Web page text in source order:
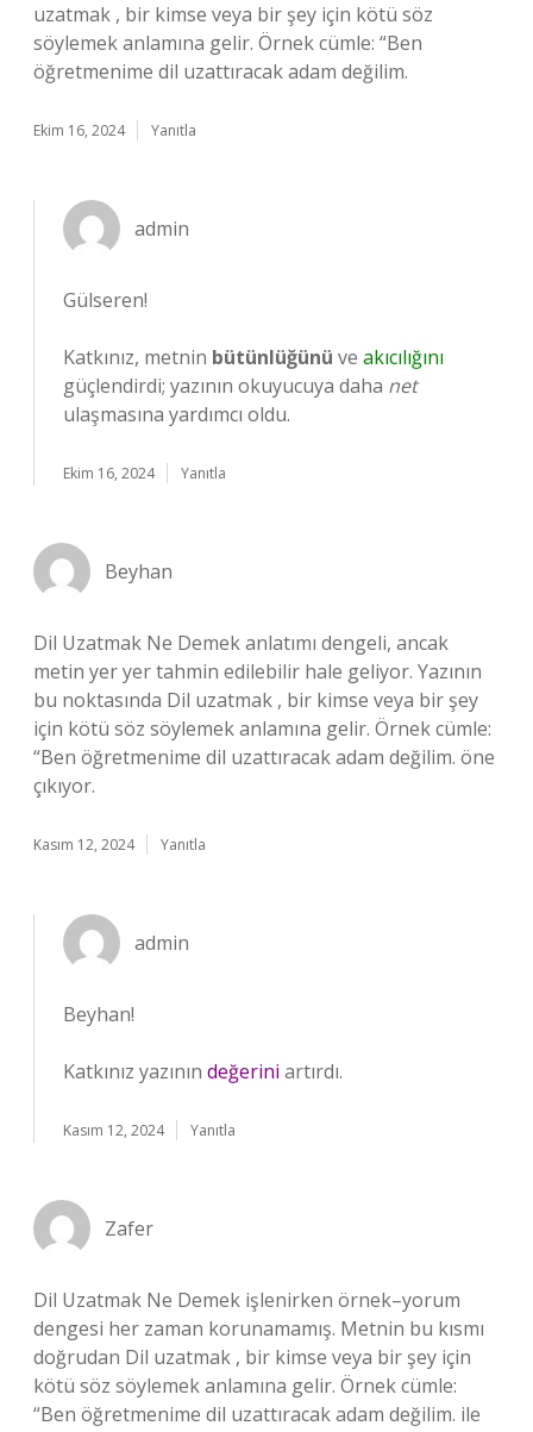
uzatmak , bir kimse veya bir şey için kötü söz
söylemek anlamına gelir. Örnek cümle: “Ben
öğretmenime dil uzattıracak adam değilim.
Ekim 16, 2024 Yanıtla
admin
Gülseren!
Katkınız, metnin bütünlüğünü ve akıcılığını
güçlendirdi; yazının okuyucuya daha net
ulaşmasına yardımcı oldu.
Ekim 16, 2024 Yanıtla
Beyhan
Dil Uzatmak Ne Demek anlatımı dengeli, ancak
metin yer yer tahmin edilebilir hale geliyor. Yazının
bu noktasında Dil uzatmak , bir kimse veya bir şey
için kötü söz söylemek anlamına gelir. Örnek cümle:
“Ben öğretmenime dil uzattıracak adam değilim. öne
çıkıyor.
Kasım 12, 2024 Yanıtla
admin
Beyhan!
Katkınız yazının değerini artırdı.
Kasım 12, 2024 Yanıtla
Zafer
Dil Uzatmak Ne Demek işlenirken örnek–yorum
dengesi her zaman korunamamış. Metnin bu kısmı
doğrudan Dil uzatmak , bir kimse veya bir şey için
kötü söz söylemek anlamına gelir. Örnek cümle:
“Ben öğretmenime dil uzattıracak adam değilim. ile